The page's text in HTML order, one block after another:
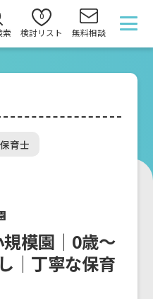
索
0
検討リスト 無料相談
保育士
模園｜0歳～
｜丁寧な保育